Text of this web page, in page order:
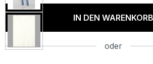
IN DEN WARENKORB
oder